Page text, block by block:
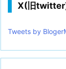
X(旧
Tweets by